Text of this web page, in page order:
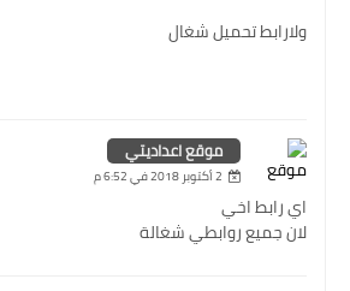
ولارابط تحميل شغال
موقع اعداديتي
2 أكتوبر 2018 في 6:52 م
اي رابط اخي
لان جميع روابطي شغالة